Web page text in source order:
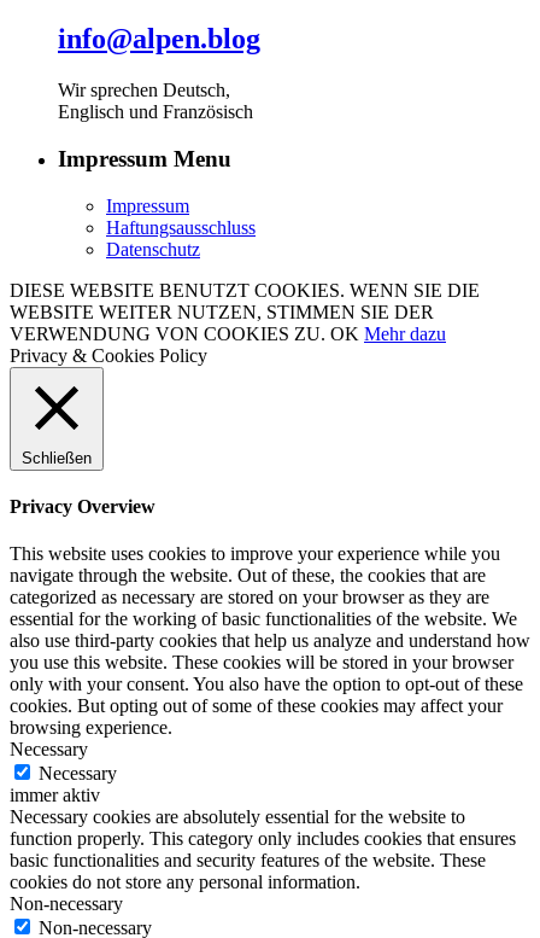
info@alpen.blog
Wir sprechen Deutsch,
Englisch und Französisch
Impressum Menu
Impressum
Haftungsausschluss
Datenschutz
DIESE WEBSITE BENUTZT COOKIES. WENN SIE DIE
WEBSITE WEITER NUTZEN, STIMMEN SIE DER
VERWENDUNG VON COOKIES ZU. OK Mehr dazu
Privacy & Cookies Policy
Schließen
Privacy Overview
This website uses cookies to improve your experience while you
navigate through the website. Out of these, the cookies that are
categorized as necessary are stored on your browser as they are
essential for the working of basic functionalities of the website. We
also use third-party cookies that help us analyze and understand how
you use this website. These cookies will be stored in your browser
only with your consent. You also have the option to opt-out of these
cookies. But opting out of some of these cookies may affect your
browsing experience.
Necessary
Necessary
immer aktiv
Necessary cookies are absolutely essential for the website to
function properly. This category only includes cookies that ensures
basic functionalities and security features of the website. These
cookies do not store any personal information.
Non-necessary
Non-necessary